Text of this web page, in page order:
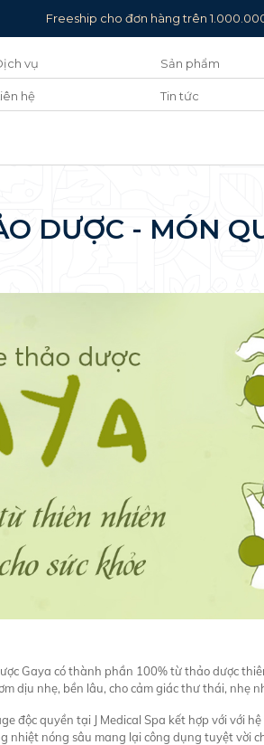
Freeship cho đơn hàng trên
vụ Sản phẩm
hệ Tin tức
DƯỢC - MÓN
Gaya có thành phần 100% từ thảo dược
dịu nhẹ, bền lâu, cho cảm giác thư thái, nhẹ
độc quyền tại J Medical Spa kết hợp với với
nhiệt nóng sâu mang lại công dụng tuyệt vời